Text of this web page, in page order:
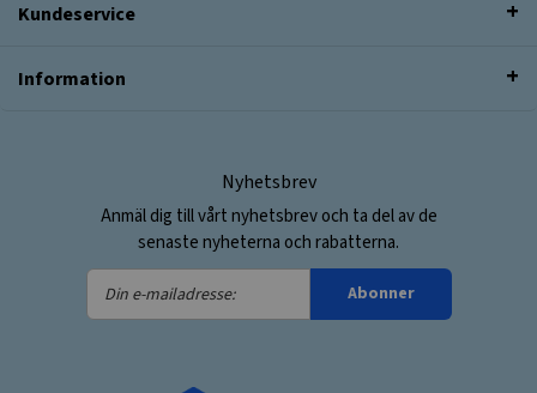
Kundeservice
Information
Nyhetsbrev
Anmäl dig till vårt nyhetsbrev och ta del av de
senaste nyheterna och rabatterna.
Din
e-
Abonner